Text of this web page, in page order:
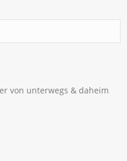
von unterwegs & daheim